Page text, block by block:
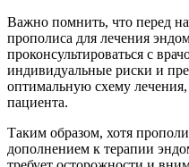
Важно помнить, что перед
прополиса для лечения
проконсультироваться с
индивидуальные риски и
оптимальную схему
пациента.
Таким образом, хотя
дополнением к терапии